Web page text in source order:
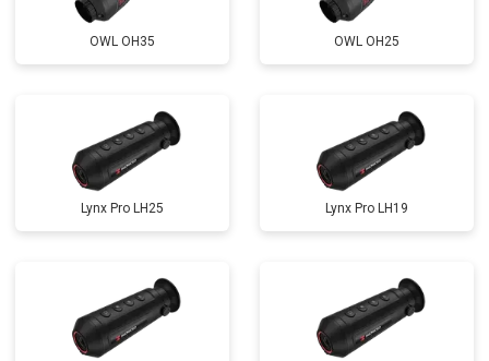
OWL OH35 OWL OH25
Lynx Pro LH25 Lynx Pro LH19